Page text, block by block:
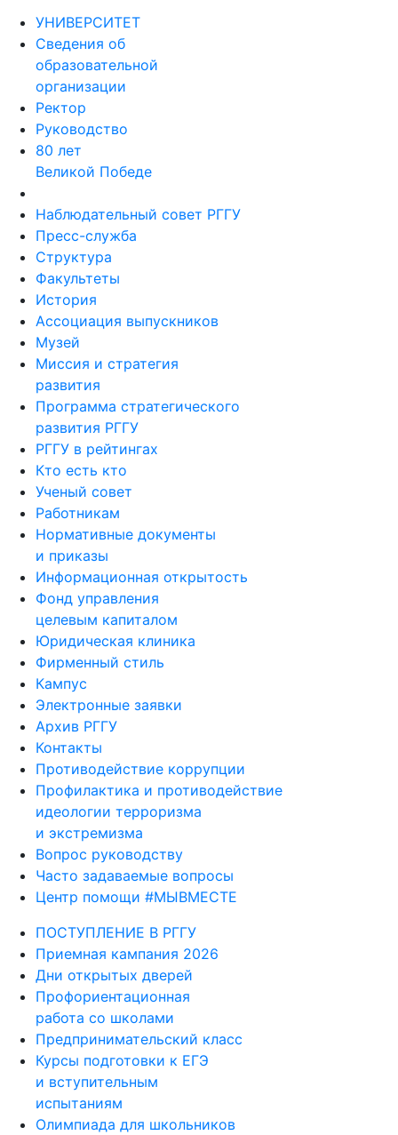
УНИВЕРСИТЕТ
Сведения об
образовательной
организации
Ректор
Руководство
80 лет
Великой Победе
Наблюдательный совет РГГУ
Пресс-служба
Структура
Факультеты
История
Ассоциация выпускников
Музей
Миссия и стратегия
развития
Программа стратегического
развития РГГУ
РГГУ в рейтингах
Кто есть кто
Ученый совет
Работникам
Нормативные документы
и приказы
Информационная открытость
Фонд управления
целевым капиталом
Юридическая клиника
Фирменный стиль
Кампус
Электронные заявки
Архив РГГУ
Контакты
Противодействие коррупции
Профилактика и противодействие
идеологии терроризма
и экстремизма
Вопрос руководству
Часто задаваемые вопросы
Центр помощи #МЫВМЕСТЕ
ПОСТУПЛЕНИЕ В РГГУ
Приемная кампания 2026
Дни открытых дверей
Профориентационная
работа со школами
Предпринимательский класс
Курсы подготовки к ЕГЭ
и вступительным
испытаниям
Олимпиада для школьников